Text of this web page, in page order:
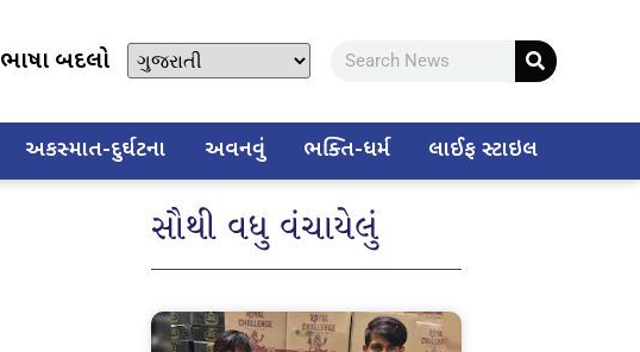
ભાષા બદલો
અકસ્માત-દુર્ઘટના અવનવું ભક્તિ-ધર્મ લાઈફ સ્ટાઇલ
સૌથી વધુ વંચાયેલું